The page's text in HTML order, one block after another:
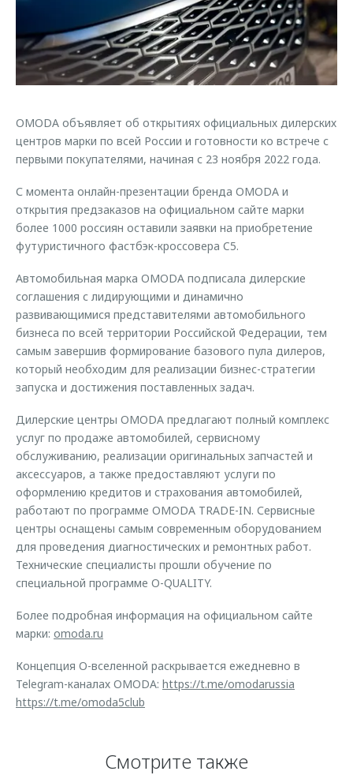
Кредитный калькулятор
Аксессуары
Оригинальные аксессуары
Запчасти
Калькулятор трейд-ин
Клиентская поддержка
O&J Автоклуб
Клуб владельцев OMODA
Аксессуары
Одежда и сувениры
Запчасти
Обратная связь
OMODA объявляет об открытиях официальных дилерских
центров марки по всей России и готовности ко встрече с
первыми покупателями, начиная с 23 ноября 2022 года.
С момента онлайн-презентации бренда OMODA и
открытия предзаказов на официальном сайте марки
более 1000 россиян оставили заявки на приобретение
футуристичного фастбэк-кроссовера C5.
Автомобильная марка OMODA подписала дилерские
соглашения с лидирующими и динамично
развивающимися представителями автомобильного
бизнеса по всей территории Российской Федерации, тем
самым завершив формирование базового пула дилеров,
который необходим для реализации бизнес-стратегии
запуска и достижения поставленных задач.
Дилерские центры OMODA предлагают полный комплекс
услуг по продаже автомобилей, сервисному
обслуживанию, реализации оригинальных запчастей и
аксессуаров, а также предоставляют услуги по
оформлению кредитов и страхования автомобилей,
работают по программе OMODA TRADE-IN. Сервисные
центры оснащены самым современным оборудованием
для проведения диагностических и ремонтных работ.
Технические специалисты прошли обучение по
специальной программе O-QUALITY.
Более подробная информация на официальном сайте
марки: omoda.ru
Концепция O-вселенной раскрывается ежедневно в
Telegram-каналах OMODA: https://t.me/omodarussia
https://t.me/omoda5club
Смотрите также